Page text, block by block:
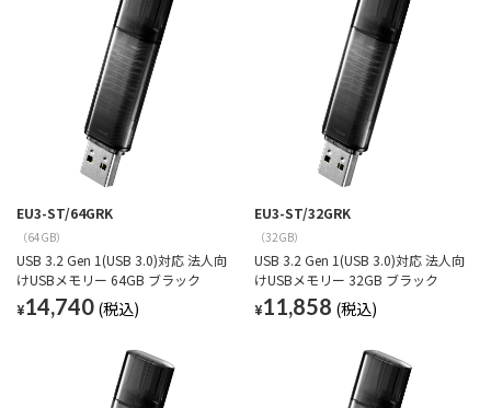
EU3-ST/64GRK
（64GB）
USB 3.2 Gen 1(USB 3.0)対応 法人向
けUSBメモリー 64GB ブラック
¥14,740
EU3-ST/32GRK
（32GB）
USB 3.2 Gen 1(USB 3.0)対応 法人向
けUSBメモリー 32GB ブラック
¥11,858